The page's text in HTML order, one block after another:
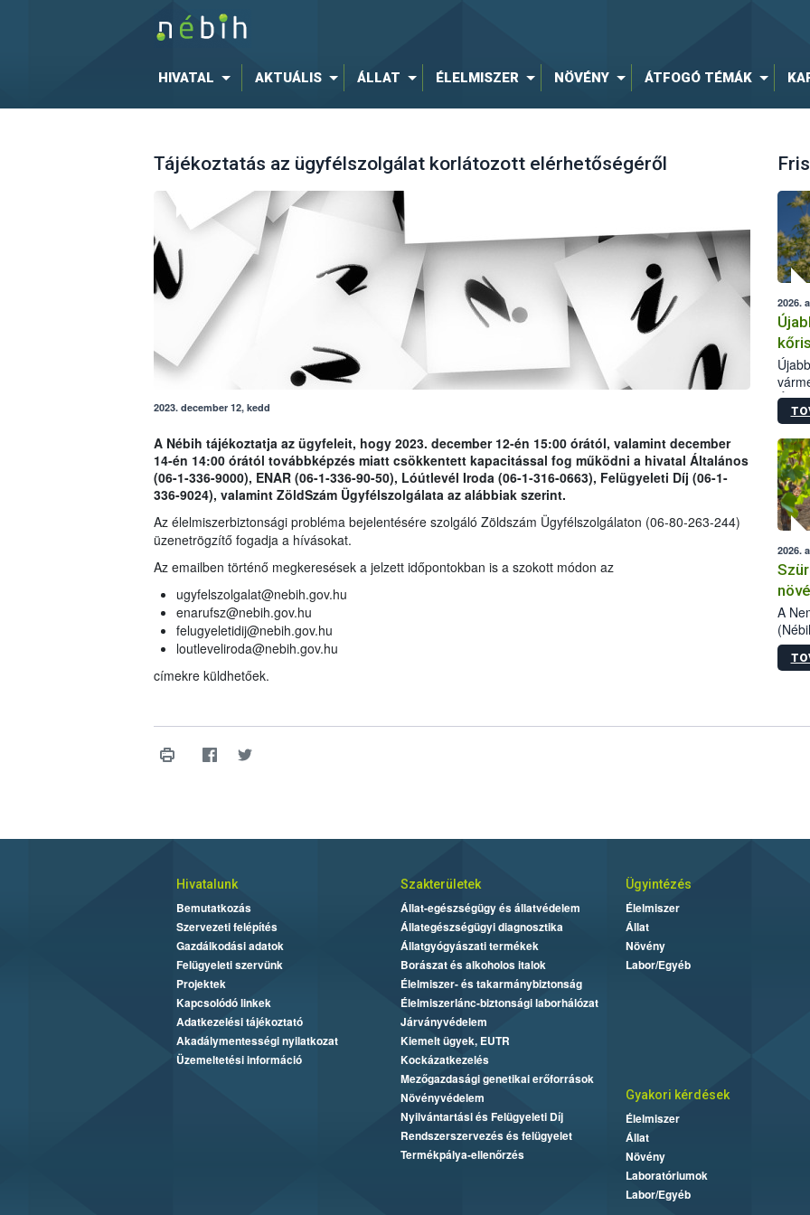
HIVATAL AKTUÁLIS ÁLLAT ÉLELMISZER NÖVÉNY ÁTFOGÓ TÉMÁK
Tájékoztatás az ügyfélszolgálat korlátozott elérhetőségéről
2023. december 12, kedd
A Nébih tájékoztatja az ügyfeleit, hogy 2023. december 12-én 15:00 órától, valamint december
14-én 14:00 órától továbbképzés miatt csökkentett kapacitással fog működni a hivatal Általános
(06-1-336-9000), ENAR (06-1-336-90-50), Lóútlevél Iroda (06-1-316-0663), Felügyeleti Díj (06-1-
336-9024), valamint ZöldSzám Ügyfélszolgálata az alábbiak szerint.
Az élelmiszerbiztonsági probléma bejelentésére szolgáló Zöldszám Ügyfélszolgálaton (06-80-263-244)
üzenetrögzítő fogadja a hívásokat.
Az emailben történő megkeresések a jelzett időpontokban is a szokott módon az
ugyfelszolgalat@nebih.gov.hu
enarufsz@nebih.gov.hu
felugyeletidij@nebih.gov.hu
loutleveliroda@nebih.gov.hu
címekre küldhetőek.
2026.
2026.
A
Hivatalunk
Bemutatkozás
Szervezeti felépítés
Gazdálkodási adatok
Felügyeleti szervünk
Projektek
Kapcsolódó linkek
Adatkezelési tájékoztató
Akadálymentességi nyilatkozat
Üzemeltetési információ
Szakterületek
Állat-egészségügy és állatvédelem
Állategészségügyi diagnosztika
Állatgyógyászati termékek
Borászat és alkoholos italok
Élelmiszer- és takarmánybiztonság
Élelmiszerlánc-biztonsági laborhálózat
Járványvédelem
Kiemelt ügyek, EUTR
Kockázatkezelés
Mezőgazdasági genetikai erőforrások
Növényvédelem
Nyilvántartási és Felügyeleti Díj
Rendszerszervezés és felügyelet
Termékpálya-ellenőrzés
Ügyintézés
Élelmiszer
Állat
Növény
Labor/Egyéb
Gyakori kérdések
Élelmiszer
Állat
Növény
Laboratóriumok
Labor/Egyéb